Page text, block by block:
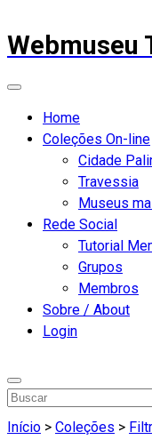
Webmuseu
Home
Coleções On-line
Cidade
Travessia
Museus
Rede Social
Tutorial
Grupos
Membros
Sobre / About
Login
Início > Coleções >